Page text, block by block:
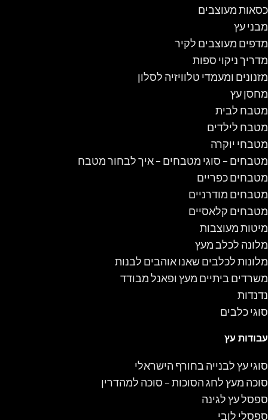
כסאות מעוצבים
מבני עץ
מדפים מעוצבים לקיר
מדריך ניקוי ספות
מזנונים ומעמדי טלוויזיה לסלון
מחסן עץ
מטבח לבית
מטבח לילדים
מטבחי יוקרה
מטבחים – סוגי מטבחים – איך לבחור מטבח
מטבחים כפריים
מטבחים מודרניים
מטבחים קלאסיים
מיטות מעוצבות
מלונה לכלב מעץ
מלונות לכלבים שאנו אוהבים לבנות
משרדים ביתיים מעץ ופאנל מבודד
נדנדות
סוגי כלבים
עבודות עץ
סוגי עץ לבנייה בחורף הישראלי
סוכה מעץ לחג הסוכות – סוכה למהדרין
ספסל עץ לגינה
ספסלי לובי